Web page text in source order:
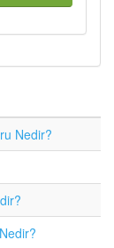
Nedir?